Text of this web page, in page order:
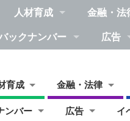
人材育成 金融・法
ックナンバー 広告
育成 金融・法律
ンバー 広告 イ